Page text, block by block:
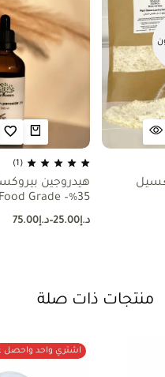
(1)
هيدروجين
متعدد
د.إ25.00
–د.إ75.00
منتجات ذات صلة
اشتري واحد واحصل